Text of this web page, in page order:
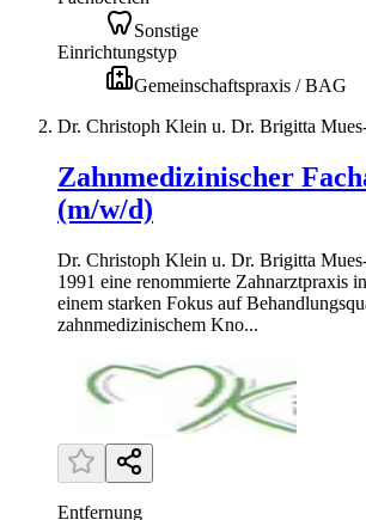
Sonstige
Einrichtungstyp
Gemeinschaftspraxis / BAG
Dr. Christoph Klein u. Dr. Brigitta
Zahnmedizinischer
(m/w/d)
Dr. Christoph Klein u. Dr. Brigitta
1991 eine renommierte Zahnarztpraxis
einem starken Fokus auf
zahnmedizinischem Kno...
Entfernung